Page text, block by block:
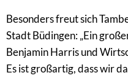
Besonders freut sich
Stadt Büdingen: „Ein
Benjamin Harris und
Es ist großartig, dass wir